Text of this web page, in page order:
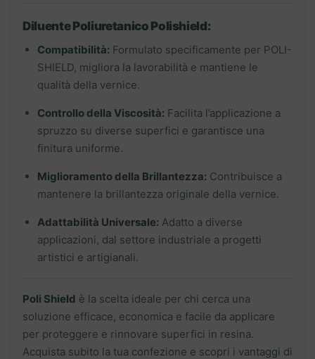
Diluente Poliuretanico Polishield:
Compatibilità: Formulato specificamente per POLI-
SHIELD, migliora la lavorabilità e mantiene le
qualità della vernice.
Controllo della Viscosità: Facilita l’applicazione a
spruzzo su diverse superfici e garantisce una
finitura uniforme.
Miglioramento della Brillantezza: Contribuisce a
mantenere la brillantezza originale della vernice.
Adattabilità Universale: Adatto a diverse
applicazioni, dal settore industriale a progetti
artistici e artigianali.
Poli Shield è la scelta ideale per chi cerca una
soluzione efficace, economica e facile da applicare
per proteggere e rinnovare superfici in resina.
Acquista subito la tua confezione e scopri i vantaggi di